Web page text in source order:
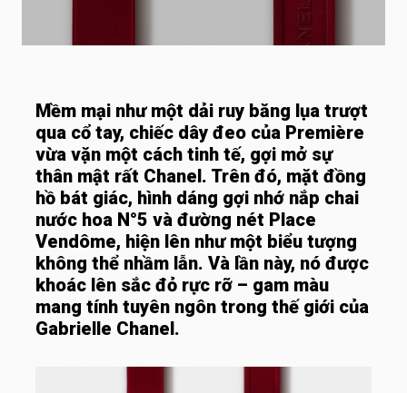
Mềm mại như một dải ruy băng lụa trượt
qua cổ tay, chiếc dây đeo của Première
vừa vặn một cách tinh tế, gợi mở sự
thân mật rất Chanel. Trên đó, mặt đồng
hồ bát giác, hình dáng gợi nhớ nắp chai
nước hoa N°5 và đường nét Place
Vendôme, hiện lên như một biểu tượng
không thể nhầm lẫn. Và lần này, nó được
khoác lên sắc đỏ rực rỡ – gam màu
mang tính tuyên ngôn trong thế giới của
Gabrielle Chanel.